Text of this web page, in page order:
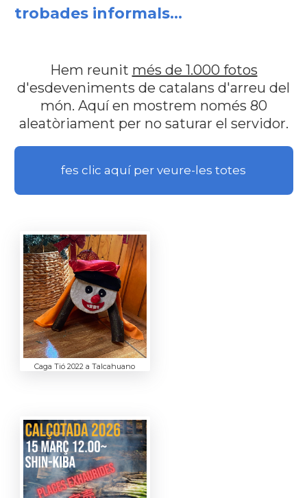
trobades informals...
Hem reunit més de 1.000 fotos
d'esdeveniments de catalans d'arreu del
món. Aquí en mostrem només 80
aleatòriament per no saturar el servidor.
fes clic aquí per veure-les totes
Caga Tió 2022 a Talcahuano